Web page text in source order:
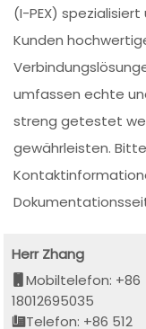
(I-PEX)
Kunden
umfassen echte
streng getestet
gewährleisten.
Herr Zhang
Mobiltelefon: +86
18012695035
Telefon: +86 512